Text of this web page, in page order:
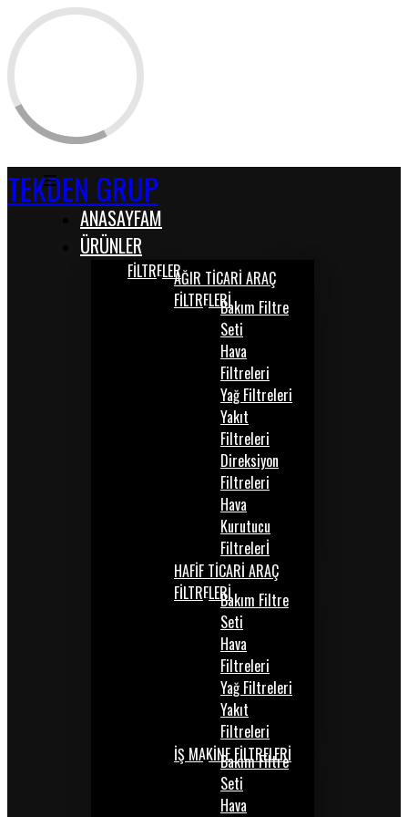
TEKDEN GRUP
ANASAYFAM
ÜRÜNLER
FİLTRELERAĞIR TİCARİ ARAÇ
FİLTRELERİBakım Filtre
Seti
Hava
Filtreleri
Yağ Filtreleri
Yakıt
Filtreleri
Direksiyon
Filtreleri
Hava
Kurutucu
Filtrelerİ
HAFİF TİCARİ ARAÇ
FİLTRELERİBakım Filtre
Seti
Hava
Filtreleri
Yağ Filtreleri
Yakıt
Filtreleri
İŞ MAKİNE FİLTRELERİ
Bakım Filtre
Seti
Hava